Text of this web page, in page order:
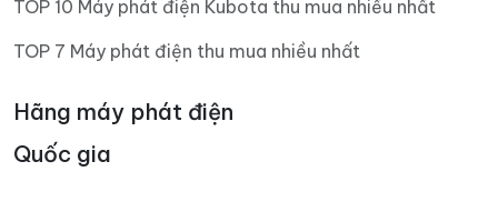
TOP 10 Máy phát điện Kubota thu mua nhiều nhất
TOP 7 Máy phát điện thu mua nhiều nhất
Hãng máy phát điện
Quốc gia